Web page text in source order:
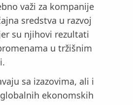
važi za kompanije
sredstva u razvoj
su njihovi rezultati
u tržišnim
sa izazovima, ali i
ekonomskih